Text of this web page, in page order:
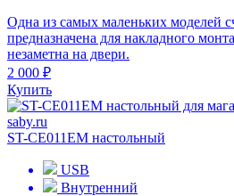
Одна из самых маленьких моделей
предназначена для накладного
незаметна на двери.
2 000 ₽
Купить
ST-CE011EM настольный
USB
Внутренний